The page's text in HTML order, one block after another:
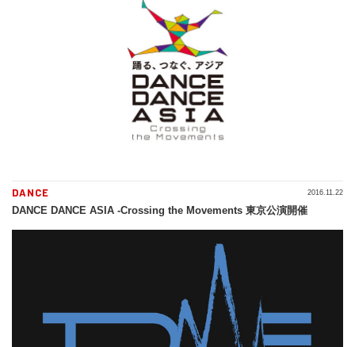
DANCE
DANCE DANCE ASIA -Crossing the Movements 東京公演開催
2016.11.22